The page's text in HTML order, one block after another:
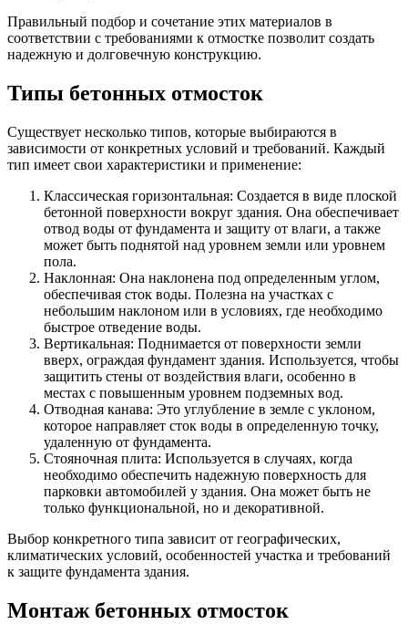
Правильный подбор и сочетание этих материалов в
соответствии с требованиями к отмостке позволит создать
надежную и долговечную конструкцию.
Типы бетонных отмосток
Существует несколько типов, которые выбираются в
зависимости от конкретных условий и требований. Каждый
тип имеет свои характеристики и применение:
Классическая горизонтальная: Создается в виде плоской
бетонной поверхности вокруг здания. Она обеспечивает
отвод воды от фундамента и защиту от влаги, а также
может быть поднятой над уровнем земли или уровнем
пола.
Наклонная: Она наклонена под определенным углом,
обеспечивая сток воды. Полезна на участках с
небольшим наклоном или в условиях, где необходимо
быстрое отведение воды.
Вертикальная: Поднимается от поверхности земли
вверх, ограждая фундамент здания. Используется, чтобы
защитить стены от воздействия влаги, особенно в
местах с повышенным уровнем подземных вод.
Отводная канава: Это углубление в земле с уклоном,
которое направляет сток воды в определенную точку,
удаленную от фундамента.
Стояночная плита: Используется в случаях, когда
необходимо обеспечить надежную поверхность для
парковки автомобилей у здания. Она может быть не
только функциональной, но и декоративной.
Выбор конкретного типа зависит от географических,
климатических условий, особенностей участка и требований
к защите фундамента здания.
Монтаж бетонных отмосток